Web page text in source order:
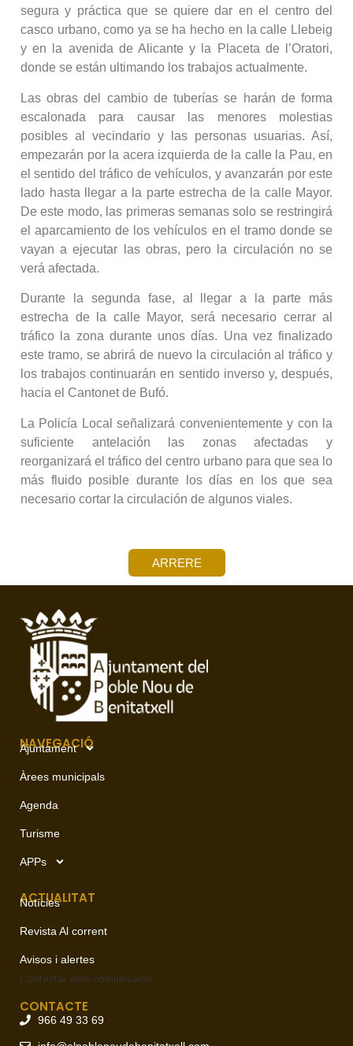
segura y práctica que se quiere dar en el centro del
casco urbano, como ya se ha hecho en la calle Llebeig
y en la avenida de Alicante y la Placeta de l’Oratori,
donde se están ultimando los trabajos actualmente.
Las obras del cambio de tuberías se harán de forma
escalonada para causar las menores molestias
posibles al vecindario y las personas usuarias. Así,
empezarán por la acera izquierda de la calle la Pau, en
el sentido del tráfico de vehículos, y avanzarán por este
lado hasta llegar a la parte estrecha de la calle Mayor.
De este modo, las primeras semanas solo se restringirá
el aparcamiento de los vehículos en el tramo donde se
vayan a ejecutar las obras, pero la circulación no se
verá afectada.
Durante la segunda fase, al llegar a la parte más
estrecha de la calle Mayor, será necesario cerrar al
tráfico la zona durante unos días. Una vez finalizado
este tramo, se abrirá de nuevo la circulación al tráfico y
los trabajos continuarán en sentido inverso y, después,
hacia el Cantonet de Bufó.
La Policía Local señalizará convenientemente y con la
suficiente antelación las zonas afectadas y
reorganizará el tráfico del centro urbano para que sea lo
más fluido posible durante los días en los que sea
necesario cortar la circulación de algunos viales.
ARRERE
NAVEGACIÓ
Ajuntament
Àrees municipals
Agenda
Turisme
APPs
ACTUALITAT
Notícies
Revista Al corrent
Avisos i alertes
Contactar amb comunicació
CONTACTE
966 49 33 69